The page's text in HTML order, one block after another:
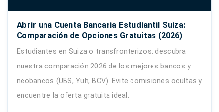
Abrir una Cuenta Bancaria Estudiantil Suiza:
Comparación de Opciones Gratuitas (2026)
Estudiantes en Suiza o transfronterizos: descubra
nuestra comparación 2026 de los mejores bancos y
neobancos (UBS, Yuh, BCV). Evite comisiones ocultas y
encuentre la oferta gratuita ideal.